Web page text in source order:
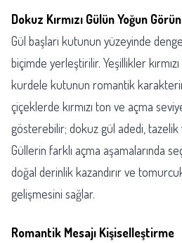
Dokuz Kırmızı Gülün Yoğun
Gül başları kutunun yüzeyinde
biçimde yerleştirilir. Yeşillikler
kurdele kutunun romantik
çiçeklerde kırmızı ton ve açma
gösterebilir; dokuz gül adedi,
Güllerin farklı açma aşamalarında
doğal derinlik kazandırır ve
gelişmesini sağlar.
Romantik Mesajı Kişiselleştirme